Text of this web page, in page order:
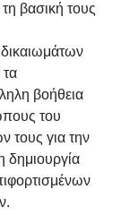
βασική τους
βοήθεια
του
τους για την
δημιουργία